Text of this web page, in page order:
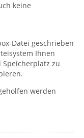
keine
Datei geschrieben
Ihnen
zu
werden